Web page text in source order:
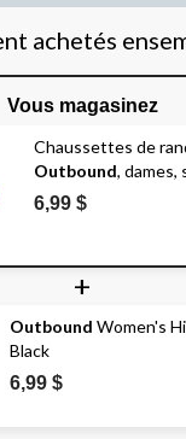
achetés
Vous magasinez
Chaussettes de
Outbound, dames,
6,99 $
+
Outbound Women's
Black
6,99 $